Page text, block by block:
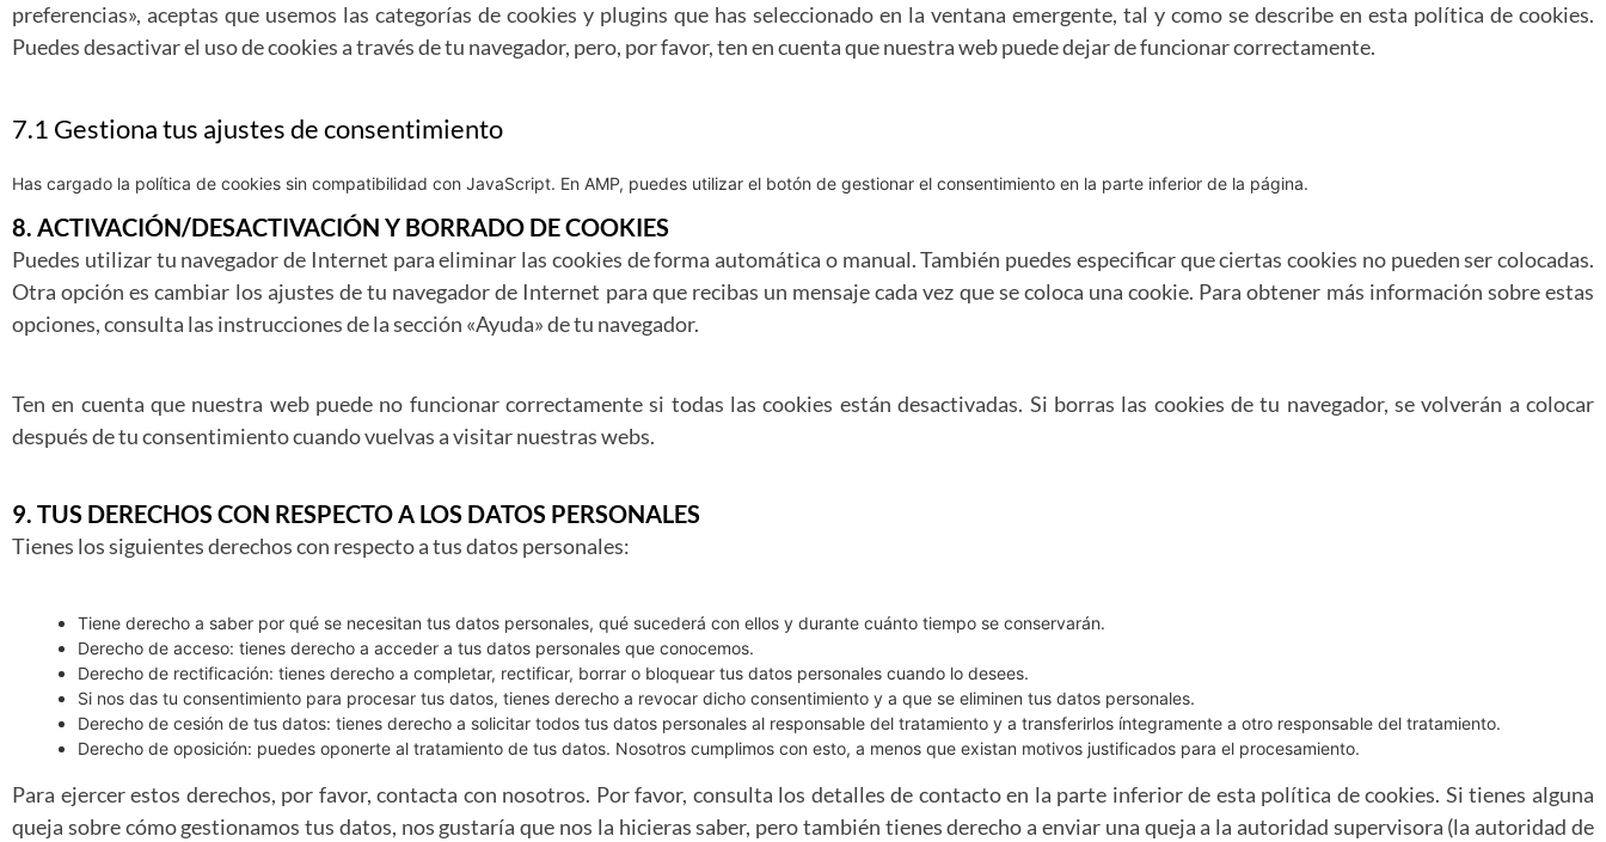
preferencias», aceptas que usemos las categorías de cookies y plugins que has seleccionado en la ventana emergente, tal y como se describe en esta política de cookies.
Puedes desactivar el uso de cookies a través de tu navegador, pero, por favor, ten en cuenta que nuestra web puede dejar de funcionar correctamente.
7.1 Gestiona tus ajustes de consentimiento
Has cargado la política de cookies sin compatibilidad con JavaScript. En AMP, puedes utilizar el botón de gestionar el consentimiento en la parte inferior de la página.
8. ACTIVACIÓN/DESACTIVACIÓN Y BORRADO DE COOKIES
Puedes utilizar tu navegador de Internet para eliminar las cookies de forma automática o manual. También puedes especificar que ciertas cookies no pueden ser colocadas.
Otra opción es cambiar los ajustes de tu navegador de Internet para que recibas un mensaje cada vez que se coloca una cookie. Para obtener más información sobre estas
opciones, consulta las instrucciones de la sección «Ayuda» de tu navegador.
Ten en cuenta que nuestra web puede no funcionar correctamente si todas las cookies están desactivadas. Si borras las cookies de tu navegador, se volverán a colocar
después de tu consentimiento cuando vuelvas a visitar nuestras webs.
9. TUS DERECHOS CON RESPECTO A LOS DATOS PERSONALES
Tienes los siguientes derechos con respecto a tus datos personales:
Tiene derecho a saber por qué se necesitan tus datos personales, qué sucederá con ellos y durante cuánto tiempo se conservarán.
Derecho de acceso: tienes derecho a acceder a tus datos personales que conocemos.
Derecho de rectificación: tienes derecho a completar, rectificar, borrar o bloquear tus datos personales cuando lo desees.
Si nos das tu consentimiento para procesar tus datos, tienes derecho a revocar dicho consentimiento y a que se eliminen tus datos personales.
Derecho de cesión de tus datos: tienes derecho a solicitar todos tus datos personales al responsable del tratamiento y a transferirlos íntegramente a otro responsable del tratamiento.
Derecho de oposición: puedes oponerte al tratamiento de tus datos. Nosotros cumplimos con esto, a menos que existan motivos justificados para el procesamiento.
Para ejercer estos derechos, por favor, contacta con nosotros. Por favor, consulta los detalles de contacto en la parte inferior de esta política de cookies. Si tienes alguna
queja sobre cómo gestionamos tus datos, nos gustaría que nos la hicieras saber, pero también tienes derecho a enviar una queja a la autoridad supervisora (la autoridad de